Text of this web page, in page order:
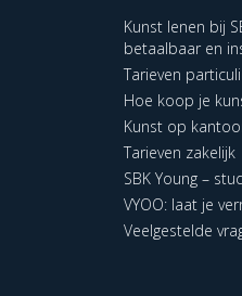
Kunst lenen bij
betaalbaar en
Tarieven
Hoe koop je
Kunst op
Tarieven zakelijk
SBK Young –
VYOO: laat je
Veelgestelde